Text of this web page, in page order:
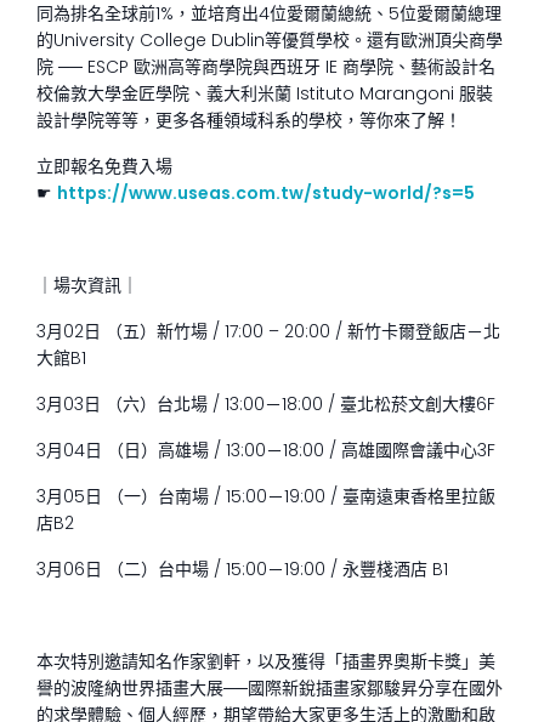
同為排名全球前1%，並培育出4位愛爾蘭總統、5位愛爾蘭總理
的University College Dublin等優質學校。還有歐洲頂尖商學
院 ── ESCP 歐洲高等商學院與西班牙 IE 商學院、藝術設計名
校倫敦大學金匠學院、義大利米蘭 Istituto Marangoni 服裝
設計學院等等，更多各種領域科系的學校，等你來了解！
立即報名免費入場
☛ https://www.useas.com.tw/study-world/?s=5
｜場次資訊｜
3月02日 （五）新竹場 / 17:00 – 20:00 / 新竹卡爾登飯店－北
大館B1
3月03日 （六）台北場 / 13:00－18:00 / 臺北松菸文創大樓6F
3月04日 （日）高雄場 / 13:00－18:00 / 高雄國際會議中心3F
3月05日 （一）台南場 / 15:00－19:00 / 臺南遠東香格里拉飯
店B2
3月06日 （二）台中場 / 15:00－19:00 / 永豐棧酒店 B1
本次特別邀請知名作家劉軒，以及獲得「插畫界奧斯卡獎」美
譽的波隆納世界插畫大展──國際新銳插畫家鄒駿昇分享在國外
的求學體驗、個人經歷，期望帶給大家更多生活上的激勵和啟